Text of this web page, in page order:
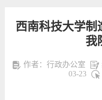
西南科技大学制
我
作者：行政办公室
03-23